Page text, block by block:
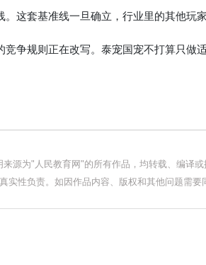
。这套基准线一旦确立，行业里的其他玩
争规则正在改写。泰宠国宠不打算只做
来源为"人民教育网"的所有作品，均转载、编译
实性负责。如因作品内容、版权和其他问题需